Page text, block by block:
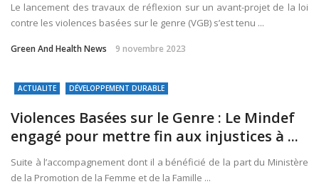
Le lancement des travaux de réflexion sur un avant-projet de la loi
contre les violences basées sur le genre (VGB) s’est tenu ...
Green And Health News 9 novembre 2023
ACTUALITE DÉVELOPPEMENT DURABLE
Violences Basées sur le Genre : Le Mindef
engagé pour mettre fin aux injustices à ...
Suite à l’accompagnement dont il a bénéficié de la part du Ministère
de la Promotion de la Femme et de la Famille ...